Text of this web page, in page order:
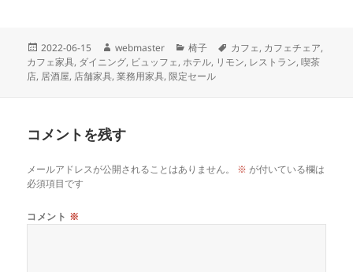
投
稿
日:
2022-06-15
作
成
者
webmaster
カ
テ
ゴ
椅子
タ
グ
カフェ, カフェチェア,
カフェ家具, ダイニング, ビュッフェ,ホテル, リモン, レストラン,喫茶
店, 居酒屋, 店舗家具,業務用家具,限定セール
コメントを残す
メールアドレスが公開されることはありません。 ※ が付いている欄は
必須項目です
コメント ※